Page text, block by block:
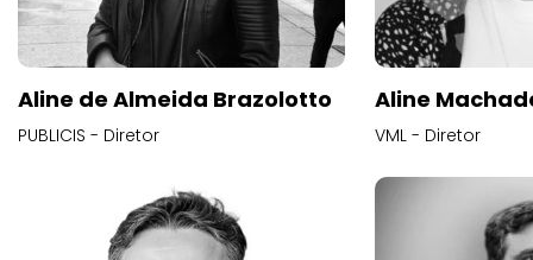
Aline de Almeida Brazolotto
PUBLICIS - Diretor
Aline
VML - Diretor